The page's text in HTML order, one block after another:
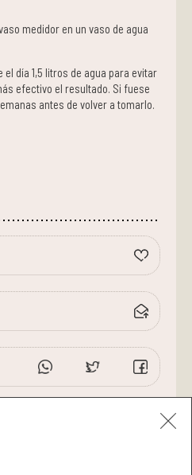
medidor en un vaso de agua
día 1,5 litros de agua para evitar
efectivo el resultado. Si fuese
antes de volver a tomarlo.